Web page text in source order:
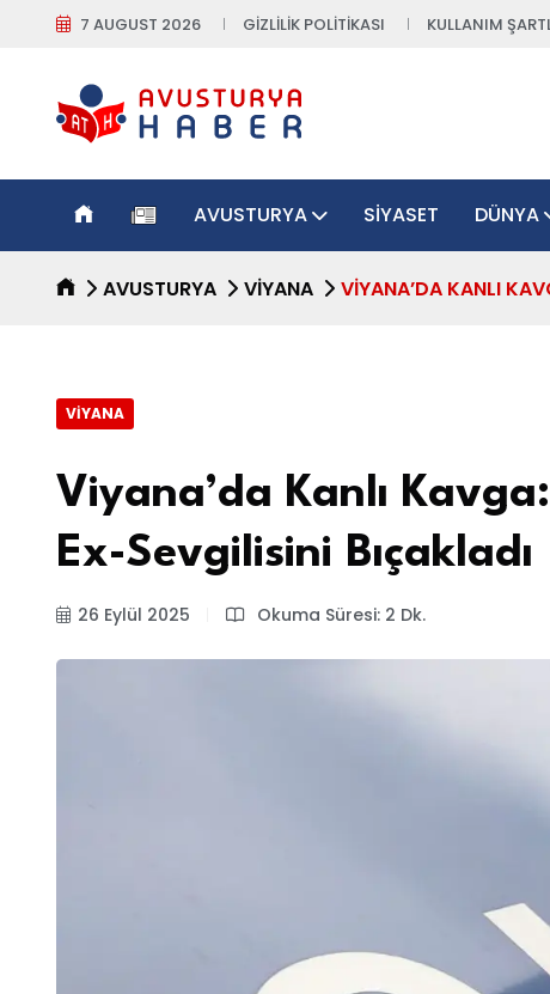
7 AUGUST 2026 GIZLILIK POLITIKASI KULLANIM
AVUSTURYA SIYASET DÜNYA
AVUSTURYA VIYANA VIYANA’DA KANLI
VIYANA
Viyana’da Kanlı
Ex-Sevgilisini Bıçakladı
26 Eylül 2025 Okuma Süresi: 2 Dk.